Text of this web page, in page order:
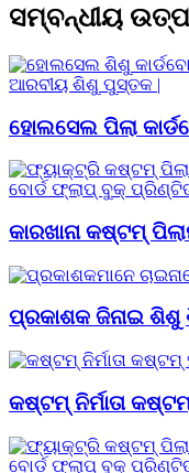
ସମ୍ବନ୍ଧୀୟ
ହୋଲସେଲ ପିଲା
କାରଖାନା କଷ୍ଟମ୍
ପ୍ରକାଶକ ଜିନାଇ ଶିଶୁ
କଷ୍ଟମ୍ ନିର୍ମାତା